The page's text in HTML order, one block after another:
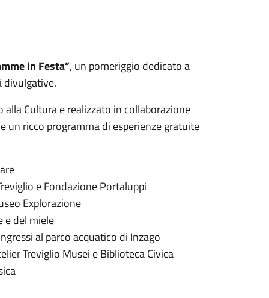
in Festa”, un pomeriggio dedicato a
divulgative.
alla Cultura e realizzato in collaborazione
un ricco programma di esperienze gratuite
e Fondazione Portaluppi
Explorazione
e del miele
al parco acquatico di Inzago
Treviglio Musei e Biblioteca Civica